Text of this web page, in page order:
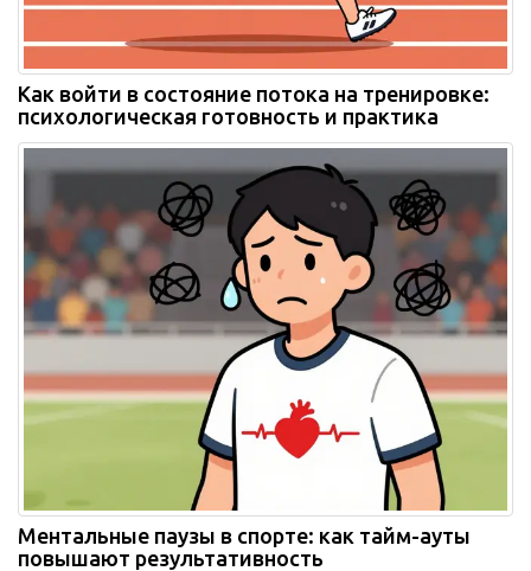
Как войти в состояние потока на тренировке:
психологическая готовность и практика
Ментальные паузы в спорте: как тайм-ауты
повышают результативность